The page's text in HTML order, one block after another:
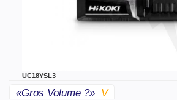
UC18YSL3
«gros Volume ?» V